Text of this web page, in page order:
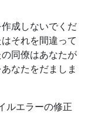
成しないでくだ
それを間違って
同僚はあなたが
なたをだましま
ルエラーの修正